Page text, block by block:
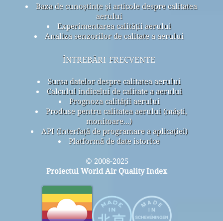
Baza de cunoștințe și articole despre calitatea
aerului
Experimentarea calității aerului
Analiza senzorilor de calitate a aerului
întrebări frecvente
Sursa datelor despre calitatea aerului
Calculul indicelui de calitate a aerului
Prognoza calității aerului
Produse pentru calitatea aerului (măști,
monitoare...)
API (Interfață de programare a aplicației)
Platformă de date istorice
© 2008-2025
Proiectul World Air Quality Index